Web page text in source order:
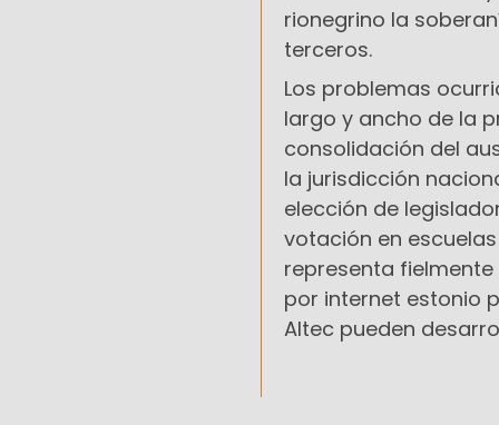
rionegrino la
terceros.
Los problemas
largo y ancho de la
consolidación del
la jurisdicción
elección de
votación en
representa
por internet estonio
Altec pueden